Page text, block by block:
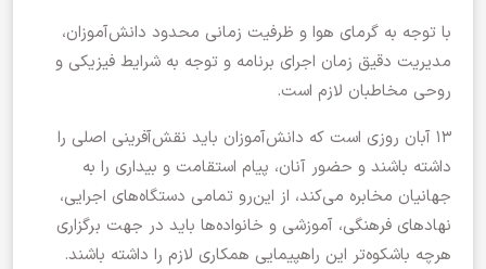
با توجه به گرمای هوا و ظرفیت زمانی محدود دانش‌آموزان،
مدیریت دقیق زمان اجرای برنامه و توجه به شرایط فیزیکی و
روحی مخاطبان لازم است.
۱۳ آبان روزی است که دانش‌آموزان باید نقش‌آفرینی اصلی را
داشته باشند و حضور آنان، پیام استقامت و بیداری را به
جهانیان مخابره می‌کند، از این‌رو تمامی دستگاه‌های اجرایی،
نهادهای فرهنگی، آموزشی و خانواده‌ها باید در جهت برگزاری
هرچه باشکوه‌تر این راهپیمایی همکاری لازم را داشته باشند.